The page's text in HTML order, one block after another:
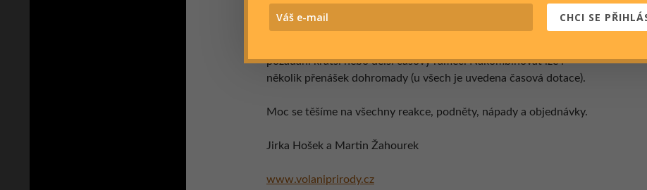
požádání kratší nebo delší časový rámec. Nakombinovat lze i
několik přenášek dohromady (u všech je uvedena časová dotace).
Moc se těšíme na všechny reakce, podněty, nápady a objednávky.
Jirka Hošek a Martin Žahourek
www.volaniprirody.cz
CHCI SE